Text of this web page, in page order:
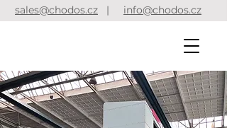
sales@chodos.cz | info@chodos.cz